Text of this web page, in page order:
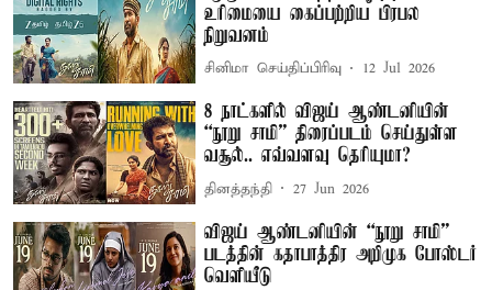
உரிமையை கைப்பற்றிய பிரபல
நிறுவனம்
சினிமா செய்திப்பிரிவு 12 Jul 2026
8 நாட்களில் விஜய் ஆண்டனியின்
“நூறு சாமி” திரைப்படம் செய்துள்ள
வசூல்.. எவ்வளவு தெரியுமா?
தினத்தந்தி 27 Jun 2026
விஜய் ஆண்டனியின் “நூறு சாமி”
படத்தின் கதாபாத்திர அறிமுக போஸ்டர்
வெளியீடு